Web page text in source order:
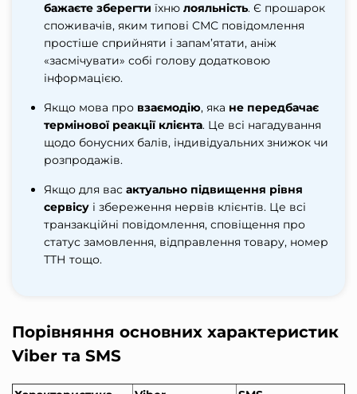
бажаєте зберегти їхню лояльність. Є прошарок
споживачів, яким типові СМС повідомлення
простіше сприйняти і запам’ятати, аніж
«засмічувати» собі голову додатковою
інформацією.
Якщо мова про взаємодію, яка не передбачає
термінової реакції клієнта. Це всі нагадування
щодо бонусних балів, індивідуальних знижок чи
розпродажів.
Якщо для вас актуально підвищення рівня
сервісу і збереження нервів клієнтів. Це всі
транзакційні повідомлення, сповіщення про
статус замовлення, відправлення товару, номер
ТТН тощо.
Порівняння основних характеристик
Viber та SMS